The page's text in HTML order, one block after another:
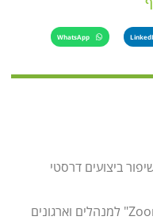
WhatsApp
ביצועים דרסטי
מפתחת מתודולוגיית "ZoomOut ZoomIn" למנהלים וארגונים